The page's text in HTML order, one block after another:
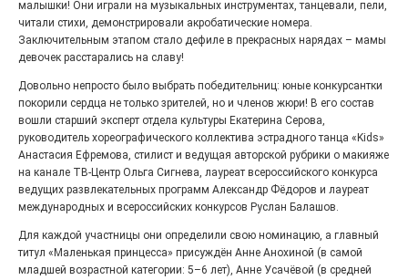
Юбилейным курсом
26.07.2026 0
Гордость за ордена! Заводская улица Горького
меняет облик.
малышки! Они играли на музыкальных инструментах, танцевали, пели,
читали стихи, демонстрировали акробатические номера.
Заключительным этапом стало дефиле в прекрасных нарядах – мамы
девочек расстарались на славу!
Довольно непросто было выбрать победительниц: юные конкурсантки
покорили сердца не только зрителей, но и членов жюри! В его состав
вошли старший эксперт отдела культуры Екатерина Серова,
руководитель хореографического коллектива эстрадного танца «Kids»
Анастасия Ефремова, стилист и ведущая авторской рубрики о макияже
на канале ТВ-Центр Ольга Сигнева, лауреат всероссийского конкурса
ведущих развлекательных программ Александр Фёдоров и лауреат
международных и всероссийских конкурсов Руслан Балашов.
Для каждой участницы они определили свою номинацию, а главный
титул «Маленькая принцесса» присуждён Анне Анохиной (в самой
младшей возрастной категории: 5–6 лет), Анне Усачёвой (в средней